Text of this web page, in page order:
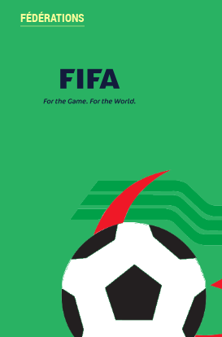
FÉDÉRATIONS